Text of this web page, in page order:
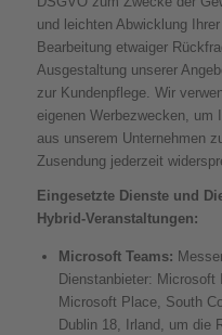
und leichten Abwicklung
Bearbeitung etwaiger
Ausgestaltung unserer
zur Kundenpflege. Wir
eigenen Werbezwecken, um
aus unserem Unternehmen
Zusendung jederzeit
Eingesetzte Dienste und
Hybrid-Veranstaltungen:
Microsoft Teams:
Dienstanbieter: Microsoft
Microsoft Place, South
Dublin 18, Irland, um die